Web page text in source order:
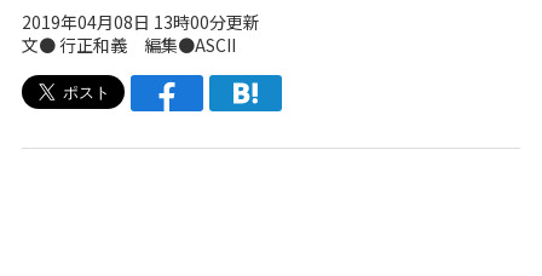
2019年04月08日 13時00分更新
文● 行正和義 編集●ASCII